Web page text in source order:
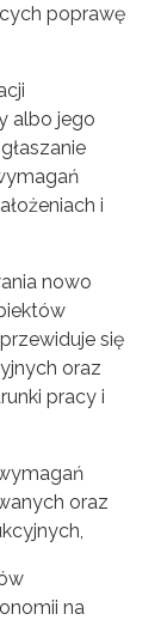
poprawę
albo jego
i
nowo
się
oraz
pracy i
oraz
na